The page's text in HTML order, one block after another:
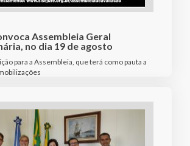
Assembleia Geral
no dia 19 de agosto
para a Assembleia, que terá como pauta a